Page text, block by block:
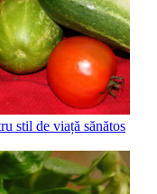
stil de viață sănătos